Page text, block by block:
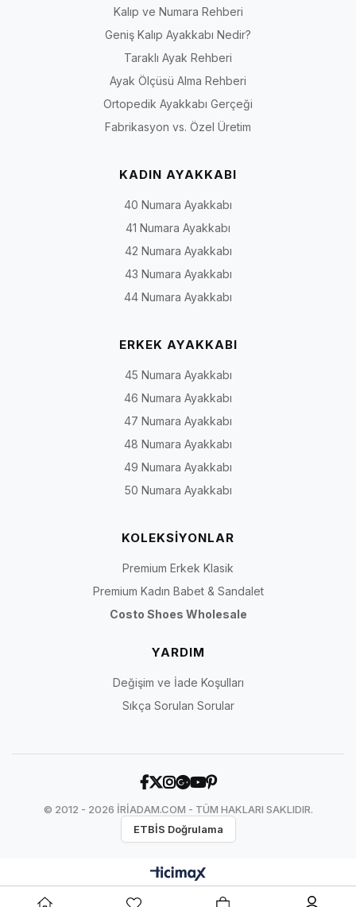
Kalıp ve Numara Rehberi
Geniş Kalıp Ayakkabı Nedir?
Taraklı Ayak Rehberi
Ayak Ölçüsü Alma Rehberi
Ortopedik Ayakkabı Gerçeği
Fabrikasyon vs. Özel Üretim
KADIN AYAKKABI
40 Numara Ayakkabı
41 Numara Ayakkabı
42 Numara Ayakkabı
43 Numara Ayakkabı
44 Numara Ayakkabı
ERKEK AYAKKABI
45 Numara Ayakkabı
46 Numara Ayakkabı
47 Numara Ayakkabı
48 Numara Ayakkabı
49 Numara Ayakkabı
50 Numara Ayakkabı
KOLEKSİYONLAR
Premium Erkek Klasik
Premium Kadın Babet & Sandalet
Costo Shoes Wholesale
YARDIM
Değişim ve İade Koşulları
Sıkça Sorulan Sorular
© 2012 - 2026 İRİADAM.COM - TÜM HAKLARI SAKLIDIR.
ETBİS Doğrulama